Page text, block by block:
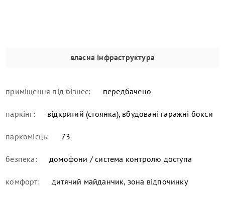
власна інфраструктура
приміщення під бізнес: передбачено
паркінг: відкритий (стоянка), вбудовані гаражні бокси
паркомісць: 73
безпека: домофони / система контролю доступа
комфорт: дитячий майданчик, зона відпочинку